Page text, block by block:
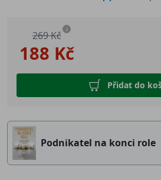
188 Kč
269 Kč i
Přidat do
Podnikatel na konci role